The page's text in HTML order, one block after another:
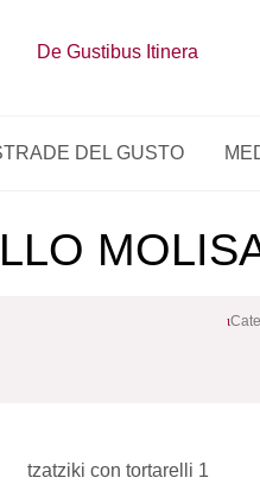
DEL GUSTO